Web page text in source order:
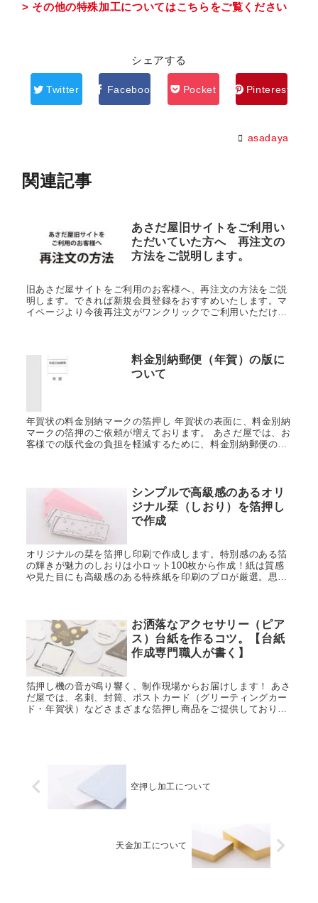
> その他の特殊加工についてはこちらをご覧ください
シェアする
Twitter Facebook Pocket Pinterest
asadaya
関連記事
あさだ屋旧サイトをご利用い
ただいていた方へ 再注文の
方法をご説明します。
旧あさだ屋サイトをご利用のお客様へ、再注文の方法をご説
明します。できれば新規会員登録をおすすめいたします。マ
イページより今後再注文がワンクリックでご利用いただけま
料金別納郵便（年賀）の版に
ついて
年賀状の料金別納マークの箔押し 年賀状の表面に、料金別納
マークの箔押のご依頼が増えております。 あさだ屋では、お
客様での版代金の負担を軽減するために、料金別納郵便の版
シンプルで高級感のあるオリ
ジナル栞（しおり）を箔押し
で作成
オリジナルの栞を箔押し印刷で作成します。特別感のある箔
の輝きが魅力のしおりは小ロット100枚から作成！紙は質感
や見た目にも高級感のある特殊紙を印刷のプロが厳選。思わ
お洒落なアクセサリー（ピア
ス）台紙を作るコツ。【台紙
作成専門職人が書く】
箔押し機の音が鳴り響く、制作現場からお届けします！ あさ
だ屋では、名刺、封筒、ポストカード（グリーティングカー
ド・年賀状）などさまざまな箔押し商品をご提供しておりま
空押し加工について
天金加工について